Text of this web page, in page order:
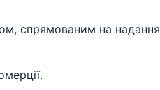
спрямованим на надання